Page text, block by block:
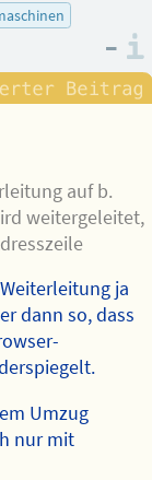
–
auf b.
weitergeleitet,
ja
dann so, dass
Umzug
nur mit